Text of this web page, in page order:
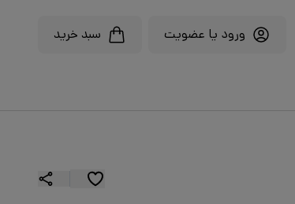
ورود یا عضویت سبد خرید